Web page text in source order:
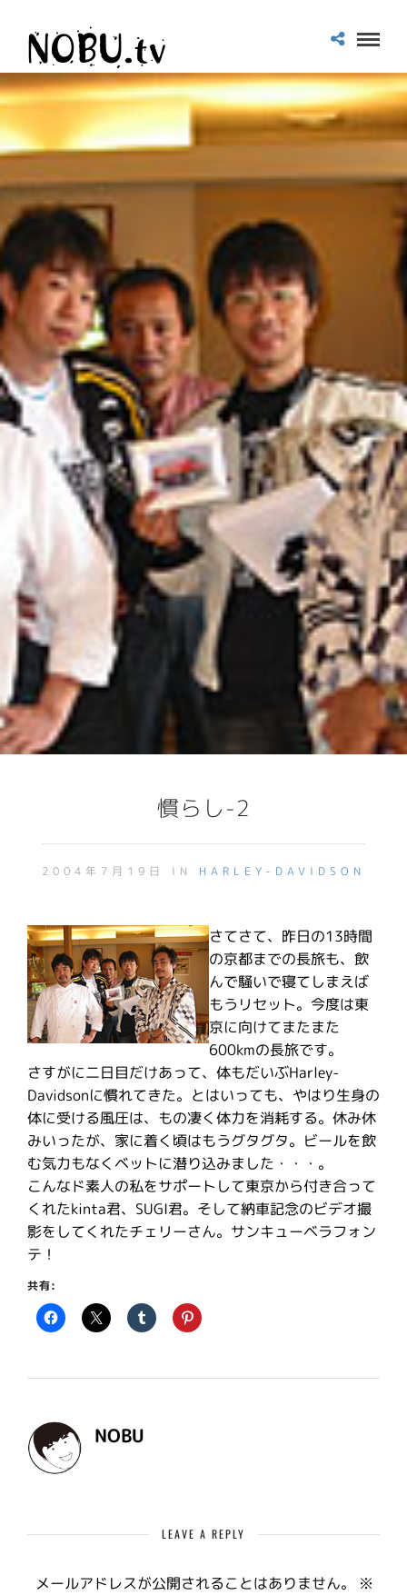
慣らし-2
2004年7月19日 IN HARLEY-DAVIDSON
さてさて、昨日の13時間
の京都までの長旅も、飲
んで騒いで寝てしまえば
もうリセット。今度は東
京に向けてまたまた
600kmの長旅です。
さすがに二日目だけあって、体もだいぶHarley-
Davidsonに慣れてきた。とはいっても、やはり生身の
体に受ける風圧は、もの凄く体力を消耗する。休み休
みいったが、家に着く頃はもうグタグタ。ビールを飲
む気力もなくベットに潜り込みました・・・。
こんなド素人の私をサポートして東京から付き合って
くれたkinta君、SUGI君。そして納車記念のビデオ撮
影をしてくれたチェリーさん。サンキューベラフォン
テ！
共有:
NOBU
LEAVE A REPLY
メールアドレスが公開されることはありません。
※